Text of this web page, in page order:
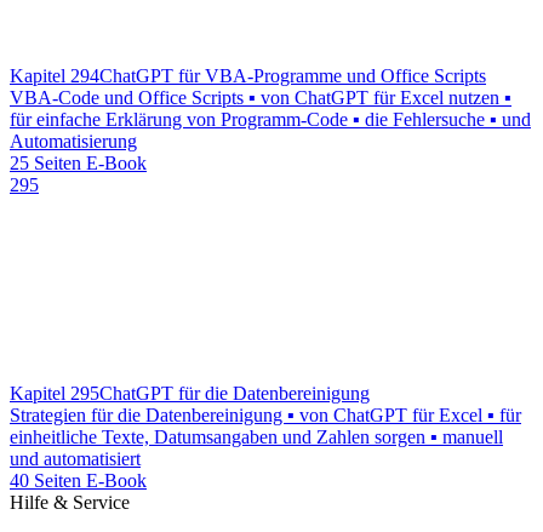
Kapitel 294ChatGPT für VBA-Programme und Office Scripts
VBA-Code und Office Scripts ▪ von ChatGPT für Excel nutzen ▪
für einfache Erklärung von Programm-Code ▪ die Fehlersuche ▪ und
Automatisierung
25 Seiten E-Book
295
Kapitel 295ChatGPT für die Datenbereinigung
Strategien für die Datenbereinigung ▪ von ChatGPT für Excel ▪ für
einheitliche Texte, Datumsangaben und Zahlen sorgen ▪ manuell
und automatisiert
40 Seiten E-Book
Hilfe & Service